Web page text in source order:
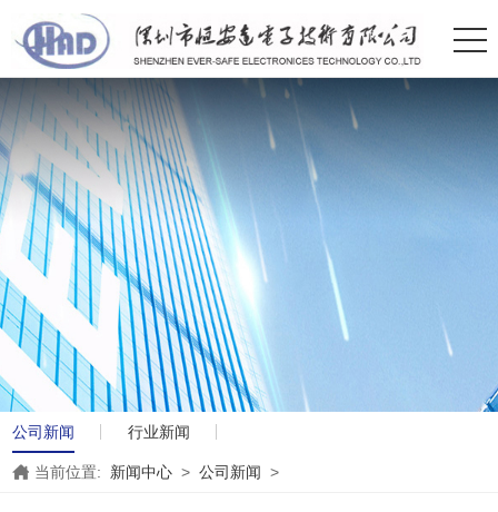
公司新闻 行业新闻
当前位置: 新闻中心 > 公司新闻 >